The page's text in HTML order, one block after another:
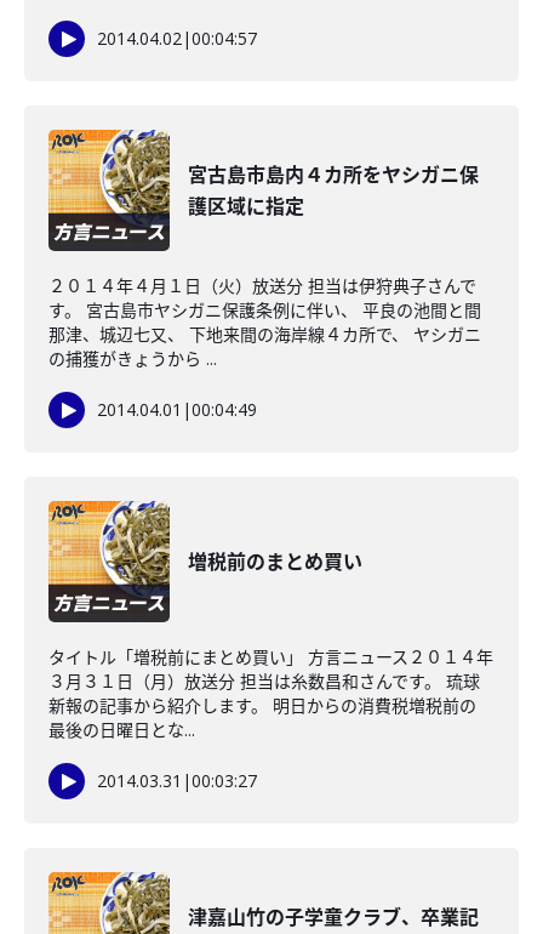
2014.04.02|00:04:57
宮古島市島内４カ所をヤシガニ保
護区域に指定
２０１４年４月１日（火）放送分 担当は伊狩典子さんで
す。 宮古島市ヤシガニ保護条例に伴い、 平良の池間と間
那津、城辺七又、 下地来間の海岸線４カ所で、 ヤシガニ
の捕獲がきょうから ...
2014.04.01 |00:04:49
増税前のまとめ買い
タイトル「増税前にまとめ買い」 方言ニュース２０１４年
３月３１日（月）放送分 担当は糸数昌和さんです。 琉球
新報の記事から紹介します。 明日からの消費税増税前の
最後の日曜日とな...
2014.03.31 |00:03:27
津嘉山竹の子学童クラブ、卒業記